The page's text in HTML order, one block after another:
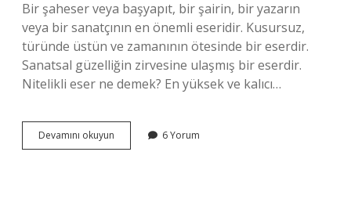
Bir şaheser veya başyapıt, bir şairin, bir yazarın
veya bir sanatçının en önemli eseridir. Kusursuz,
türünde üstün ve zamanının ötesinde bir eserdir.
Sanatsal güzelliğin zirvesine ulaşmış bir eserdir.
Nitelikli eser ne demek? En yüksek ve kalıcı…
Devamını okuyun Bulmacada
Başyapıt
6 Yorum